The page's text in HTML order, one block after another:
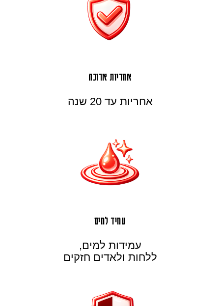
אחריות ארוכה
אחריות עד 20 שנה
עמיד למים
עמידות למים,
ללחות ולאדים חזקים